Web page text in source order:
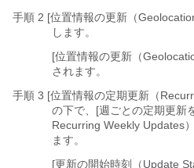
手順 2 [位置情報の更新（
します。
[位置情報の更新（
されます。
手順 3 [位置情報の定期更新（
の下で、[週ごとの定期更新
Recurring Weekly Updates
ます。
[更新の開始時刻（Update